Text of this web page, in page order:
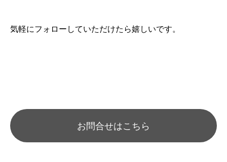
気軽にフォローしていただけたら嬉しいです。
お問合せはこちら
思考習慣研究所